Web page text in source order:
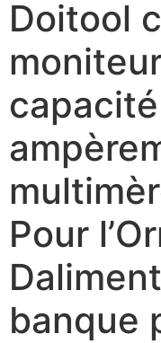
Doitool
Pour
banque